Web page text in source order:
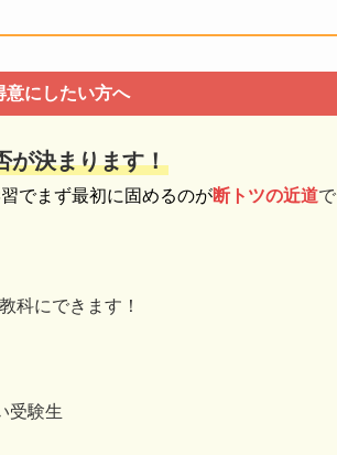
意にしたい方へ
が決まります！
でまず最初に固めるのが断トツの近道で
科にできます！
受験生